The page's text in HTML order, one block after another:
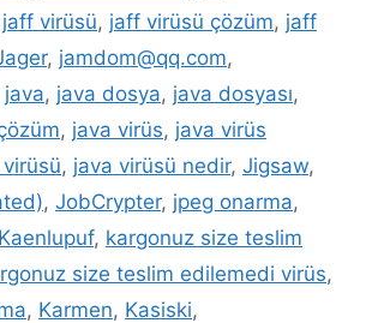
jaff virüsü, jaff virüsü çözüm, jaff
, jamdom@qq.com,
java, java dosya, java dosyası,
, java virüs, java virüs
, java virüsü nedir, Jigsaw,
, JobCrypter, jpeg onarma,
Kaenlupuf, kargonuz size teslim
size teslim edilemedi virüs,
, Karmen, Kasiski,